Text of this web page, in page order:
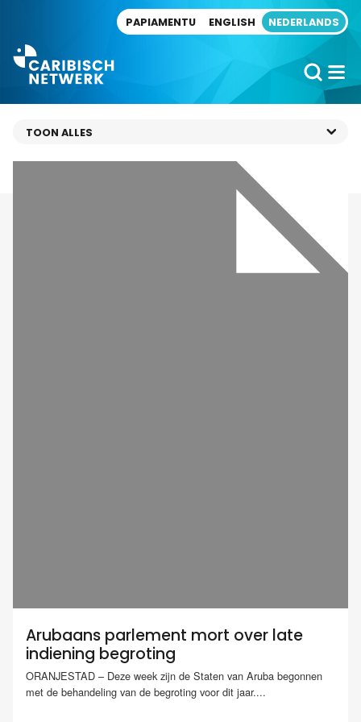
PAPIAMENTU ENGLISH NEDERLANDS
Arubaans parlement mort over late
indiening begroting
ORANJESTAD – Deze week zijn de Staten van Aruba begonnen
met de behandeling van de begroting voor dit jaar....